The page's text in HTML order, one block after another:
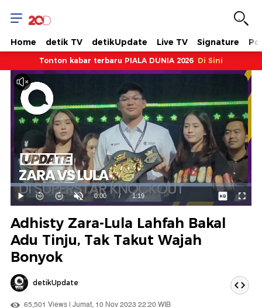
Home detik TV detikUpdate Live TV Signature
Tonton kabar terbaru PIALA DUNIA 2026 Di Sini
Mainkan
Suara
Hidup
Waktu
0:00 / Durasi
1:19
Dimuat:
83.67%
Adhisty Zara-Lula Lahfah Bakal
Adu Tinju, Tak Takut Wajah
Bonyok
detikUpdate
65,501 Views | Jumat, 10 Nov 2023 22:20 WIB